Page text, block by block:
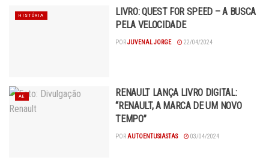
HISTÓRIA
LIVRO: QUEST FOR SPEED – A BUSCA
PELA VELOCIDADE
PORJUVENAL JORGE 22/04/2024
AE
RENAULT LANÇA LIVRO DIGITAL:
“RENAULT, A MARCA DE UM NOVO
TEMPO”
POR AUTOENTUSIASTAS 03/04/2024